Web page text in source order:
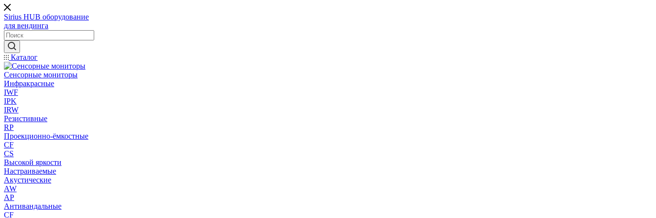
Sirius HUB оборудование
для вендинга
Каталог
Сенсорные мониторы
Инфракрасные
IWF
IPK
IRW
Резистивные
RP
Проекционно-ёмкостные
CF
CS
Высокой яркости
Настраиваемые
Акустические
AW
AP
Антивандальные
CF